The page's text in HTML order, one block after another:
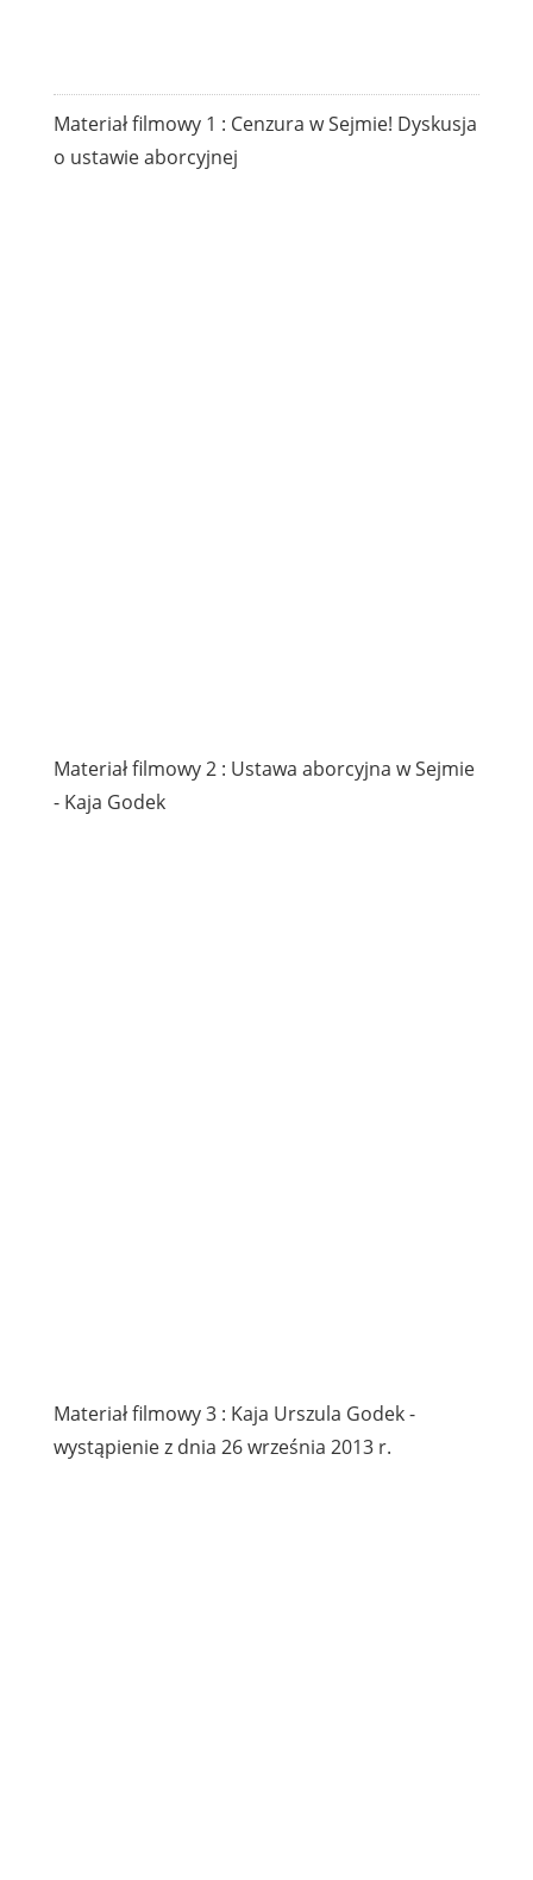
Materiał filmowy 1 : Cenzura w Sejmie! Dyskusja
o ustawie aborcyjnej
Materiał filmowy 2 : Ustawa aborcyjna w Sejmie
- Kaja Godek
Materiał filmowy 3 : Kaja Urszula Godek -
wystąpienie z dnia 26 września 2013 r.